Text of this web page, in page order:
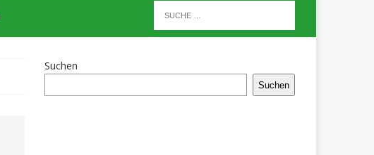
Suchen
Suchen